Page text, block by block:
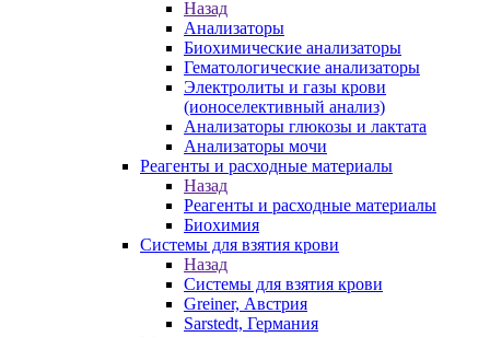
Назад
Анализаторы
Биохимические анализаторы
Гематологические анализаторы
Электролиты и газы крови
(ионоселективный анализ)
Анализаторы глюкозы и лактата
Анализаторы мочи
Реагенты и расходные материалы
Назад
Реагенты и расходные материалы
Биохимия
Системы для взятия крови
Назад
Системы для взятия крови
Greiner, Австрия
Sarstedt, Германия